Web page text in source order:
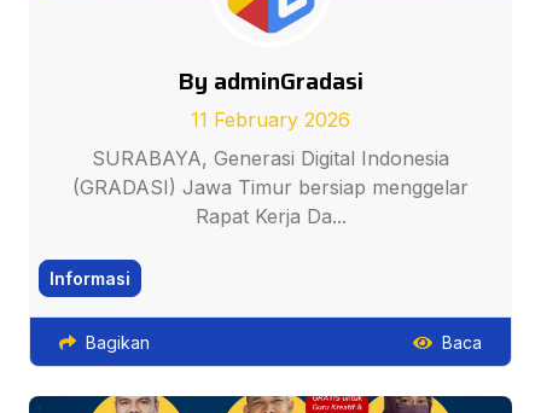
By adminGradasi
11 February 2026
SURABAYA, Generasi Digital Indonesia
(GRADASI) Jawa Timur bersiap menggelar
Rapat Kerja Da...
Informasi
Bagikan Baca